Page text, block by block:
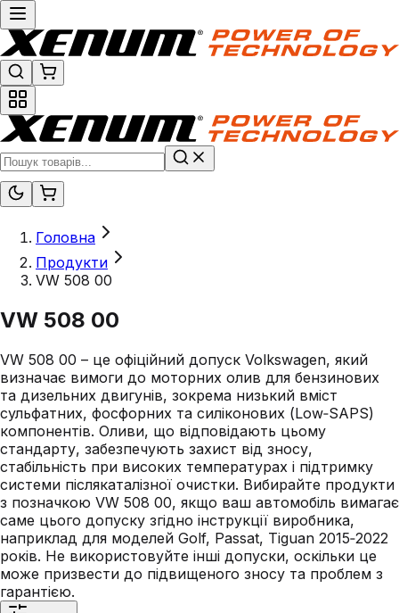
Головна
Продукти
VW 508 00
VW 508 00
VW 508 00 – це офіційний допуск Volkswagen, який
визначає вимоги до моторних олив для бензинових
та дизельних двигунів, зокрема низький вміст
сульфатних, фосфорних та силіконових (Low‑SAPS)
компонентів. Оливи, що відповідають цьому
стандарту, забезпечують захист від зносу,
стабільність при високих температурах і підтримку
системи післякаталізної очистки. Вибирайте продукти
з позначкою VW 508 00, якщо ваш автомобіль вимагає
саме цього допуску згідно інструкції виробника,
наприклад для моделей Golf, Passat, Tiguan 2015‑2022
років. Не використовуйте інші допуски, оскільки це
може призвести до підвищеного зносу та проблем з
гарантією.